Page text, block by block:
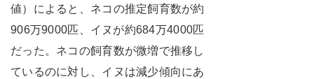
値）によると、ネコの推定飼育数が約
906万9000匹、イヌが約684万4000匹
だった。ネコの飼育数が微増で推移し
ているのに対し、イヌは減少傾向にあ